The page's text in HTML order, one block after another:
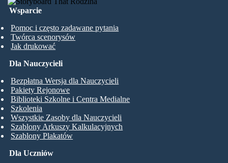
Wsparcie
Pomoc i często zadawane pytania
Twórca scenorysów
Jak drukować
Dla Uczniów
Dla Nauczycieli
Bezpłatna Wersja dla Nauczycieli
Pakiety Rejonowe
Biblioteki Szkolne i Centra Medialne
Szkolenia
Wszystkie Zasoby dla Nauczycieli
Szablony Arkuszy Kalkulacyjnych
Szablony Plakatów